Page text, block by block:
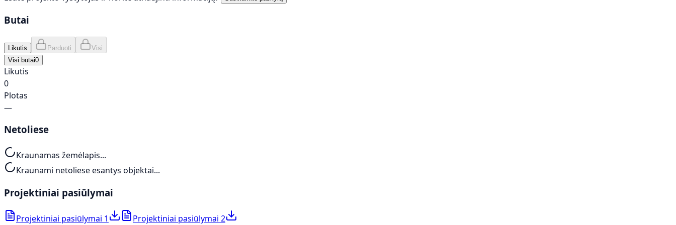
Butai
Likutis Parduoti
Visi
Visi butai0
Likutis
0
Plotas
—
Netoliese
Kraunamas žemėlapis...
Kraunami netoliese esantys objektai...
Projektiniai pasiūlymai
Projektiniai pasiūlymai 1 Projektiniai pasiūlymai 2